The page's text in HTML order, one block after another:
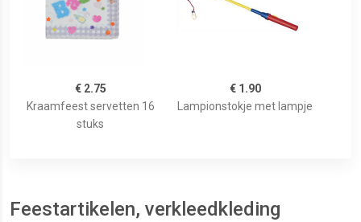
€ 2.75
Kraamfeest servetten 16
stuks
€ 1.90
Lampionstokje met lampje
Feestartikelen, verkleedkleding